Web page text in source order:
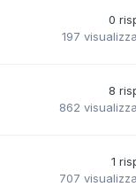
0
197
8
862
1
707